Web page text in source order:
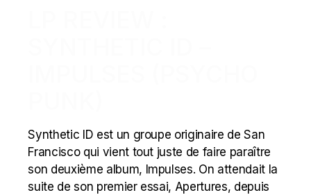
Synthetic ID est un groupe originaire de San
Francisco qui vient tout juste de faire paraître
son deuxième album, Impulses. On attendait la
suite de son premier essai, Apertures, depuis